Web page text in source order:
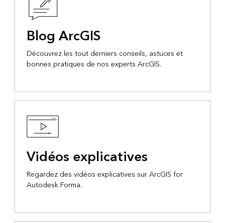
Blog ArcGIS
Découvrez les tout derniers conseils, astuces et
bonnes pratiques de nos experts ArcGIS.
Vidéos explicatives
Regardez des vidéos explicatives sur ArcGIS for
Autodesk Forma.